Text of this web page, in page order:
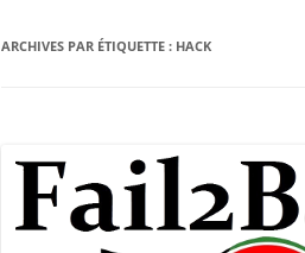
ARCHIVES PAR ÉTIQUETTE : HACK